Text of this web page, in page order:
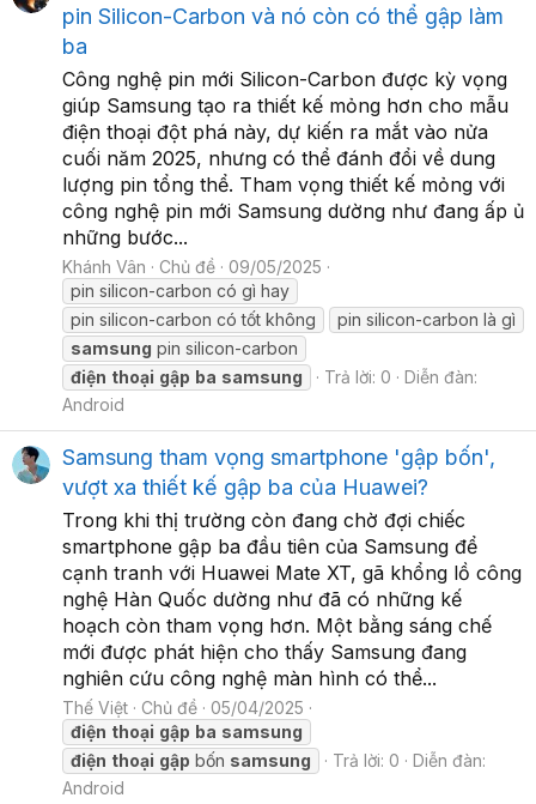
pin Silicon-Carbon và nó còn có thể gập làm
ba
Công nghệ pin mới Silicon-Carbon được kỳ vọng
giúp Samsung tạo ra thiết kế mỏng hơn cho mẫu
điện thoại đột phá này, dự kiến ra mắt vào nửa
cuối năm 2025, nhưng có thể đánh đổi về dung
lượng pin tổng thể. Tham vọng thiết kế mỏng với
công nghệ pin mới Samsung dường như đang ấp ủ
những bước...
Khánh Vân Chủ đề
09/05/2025
pin silicon-carbon có gì hay
pin silicon-carbon có tốt không
pin silicon-carbon là gì
samsung pin silicon-carbon
điện thoại gập ba samsung Trả lời: 0
Diễn đàn:
Android
Samsung tham vọng smartphone 'gập bốn',
vượt xa thiết kế gập ba của Huawei?
Trong khi thị trường còn đang chờ đợi chiếc
smartphone gập ba đầu tiên của Samsung để
cạnh tranh với Huawei Mate XT, gã khổng lồ công
nghệ Hàn Quốc dường như đã có những kế
hoạch còn tham vọng hơn. Một bằng sáng chế
mới được phát hiện cho thấy Samsung đang
nghiên cứu công nghệ màn hình có thể...
Thế Việt Chủ đề
05/04/2025
điện thoại gập ba samsung
điện thoại gập bốn samsung Trả lời: 0
Diễn đàn:
Android